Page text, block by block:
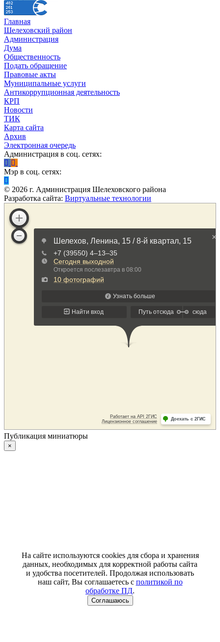
Главная
Шелеховский район
Администрация
Дума
Общественность
Подать обращение
Правовые акты
Муниципальные услуги
Антикоррупционная деятельность
КРП
Новости
ТИК
Карта сайта
Архив
Электронная очередь
Администрация в соц. сетях:
Мэр в соц. сетях:
© 2026 г. Администрация Шелеховского района
Разработка сайта: Виртуальные технологии
Публикация миниатюры
×
На сайте используются cookies для сбора и хранения
данных, необходимых для корректной работы сайта
и удобства посетителей. Продолжая использовать
наш сайт, Вы соглашаетесь с политикой по
обработке ПД.
Соглашаюсь